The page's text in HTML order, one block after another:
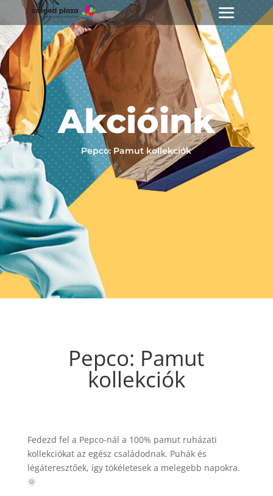
Akcióink
Pepco: Pamut kollekciók
Pepco: Pamut
kollekciók
Fedezd fel a Pepco-nál a 100% pamut ruházati
kollekciókat az egész családodnak. Puhák és
légáteresztőek, így tökéletesek a melegebb napokra.
🌞